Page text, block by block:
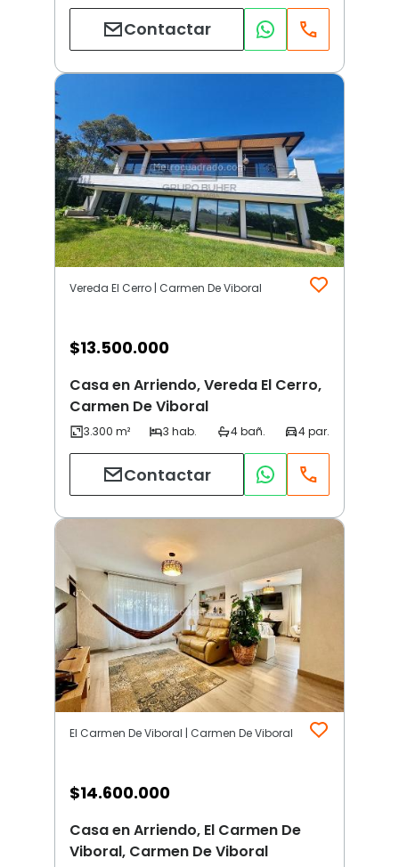
Contactar
Vereda El Cerro | Carmen De Viboral
$13.500.000
Casa en Arriendo, Vereda El Cerro,
Carmen De Viboral
Contactar
El Carmen De Viboral | Carmen De Viboral
$14.600.000
Casa en Arriendo, El Carmen De
Viboral, Carmen De Viboral